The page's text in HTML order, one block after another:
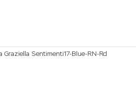
Graziella Sentimenti17-Blue-RN-Rd